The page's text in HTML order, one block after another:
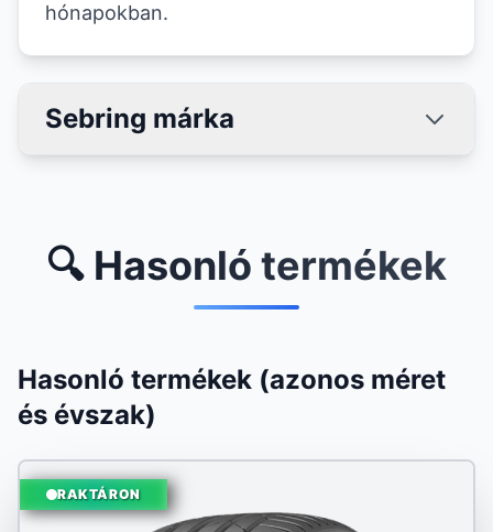
hónapokban.
Sebring márka
🔍 Hasonló termékek
Hasonló termékek (azonos méret
és évszak)
RAKTÁRON